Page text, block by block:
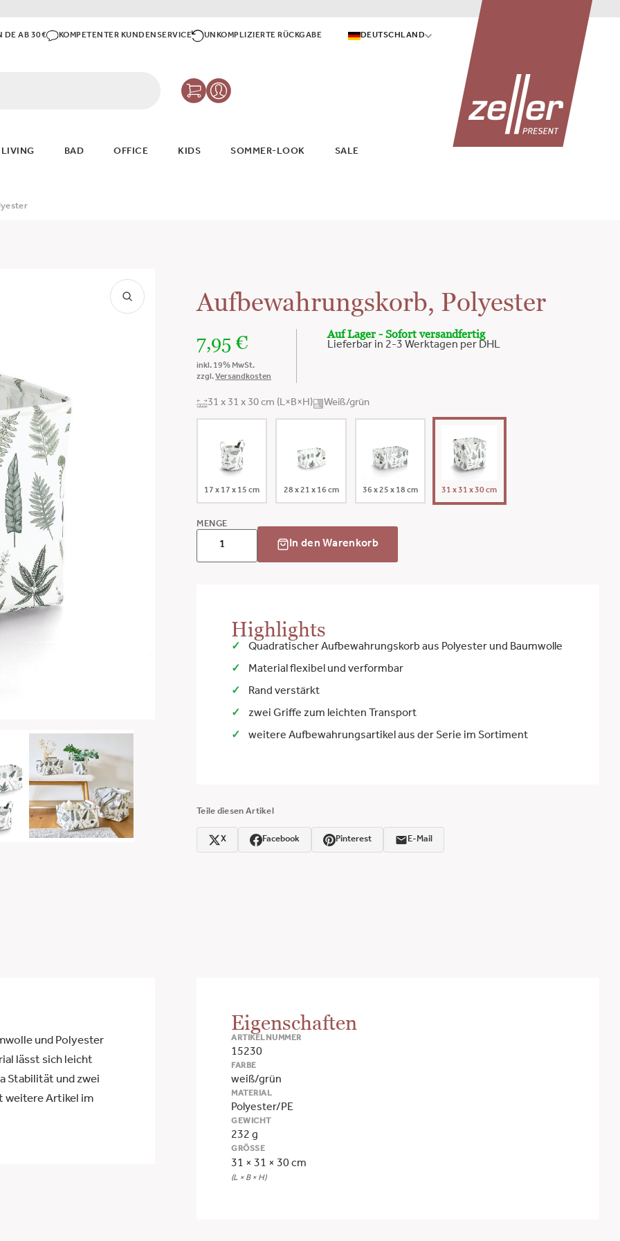
DE AB 30€ KOMPETENTER KUNDENSERVICE UNKOMPLIZIERTE RÜCKGABE DEUTSCHLAND
BAD OFFICE KIDS SOMMER-LOOK SALE
Aufbewahrungskorb, Polyester
7,95 €
inkl. 19% MwSt.
zzgl. Versandkosten
Auf Lager - Sofort versandfertig
Lieferbar in 2-3 Werktagen per DHL
31 x 31 x 30 cm (L×B×H) Weiß/grün
17 x 17 x 15 cm 28 x 21 x 16 cm 36 x 25 x 18 cm 31 x 31 x 30 cm
MENGE
In den Warenkorb
Highlights
Quadratischer Aufbewahrungskorb aus Polyester und Baumwolle
Material flexibel und verformbar
Rand verstärkt
zwei Griffe zum leichten Transport
weitere Aufbewahrungsartikel aus der Serie im Sortiment
Teile diesen Artikel
X Facebook Pinterest E-Mail
und Polyester
lässt sich leicht
Stabilität und zwei
weitere Artikel im
Eigenschaften
ARTIKELNUMMER
15230
FARBE
weiß/grün
MATERIAL
Polyester/PE
GEWICHT
232 g
GRÖSSE
31 × 31 × 30 cm
(L × B × H)